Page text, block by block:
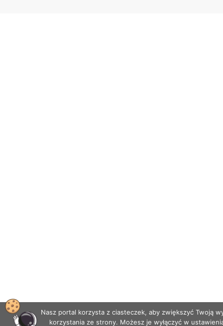
Nasz portal korzysta z ciasteczek, aby zwiększyć Twoją
korzystania ze strony. Możesz je wyłączyć w